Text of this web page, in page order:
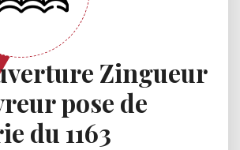
Zingueur
pose de
du 1163